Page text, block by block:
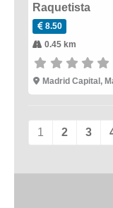
Raquetista
8.50
0.45 km
Madrid Capital ,
1 2 3